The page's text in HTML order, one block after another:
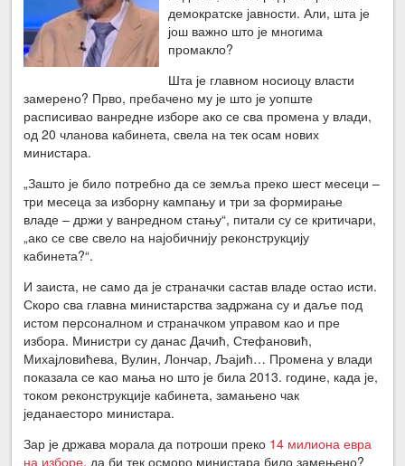
демократске јавности. Али, шта је
још важно што је многима
промакло?
Шта је главном носиоцу власти
замерено? Прво, пребачено му је што је уопште
расписивао ванредне изборе ако се сва промена у влади,
од 20 чланова кабинета, свела на тек осам нових
министара.
„Зашто је било потребно да се земља преко шест месеци –
три месеца за изборну кампању и три за формирање
владе – држи у ванредном стању“, питали су се критичари,
„ако се све свело на најобичнију реконструкцију
кабинета?“.
И заиста, не само да је страначки састав владе остао исти.
Скоро сва главна министарства задржана су и даље под
истом персоналном и страначком управом као и пре
избора. Министри су данас Дачић, Стефановић,
Михајловићева, Вулин, Лончар, Љајић… Промена у влади
показала се као мања но што је била 2013. године, када је,
током реконструкције кабинета, замањено чак
једанаесторо министара.
Зар је држава морала да потроши преко 14 милиона евра
на изборе, да би тек осморо министара било замењено?